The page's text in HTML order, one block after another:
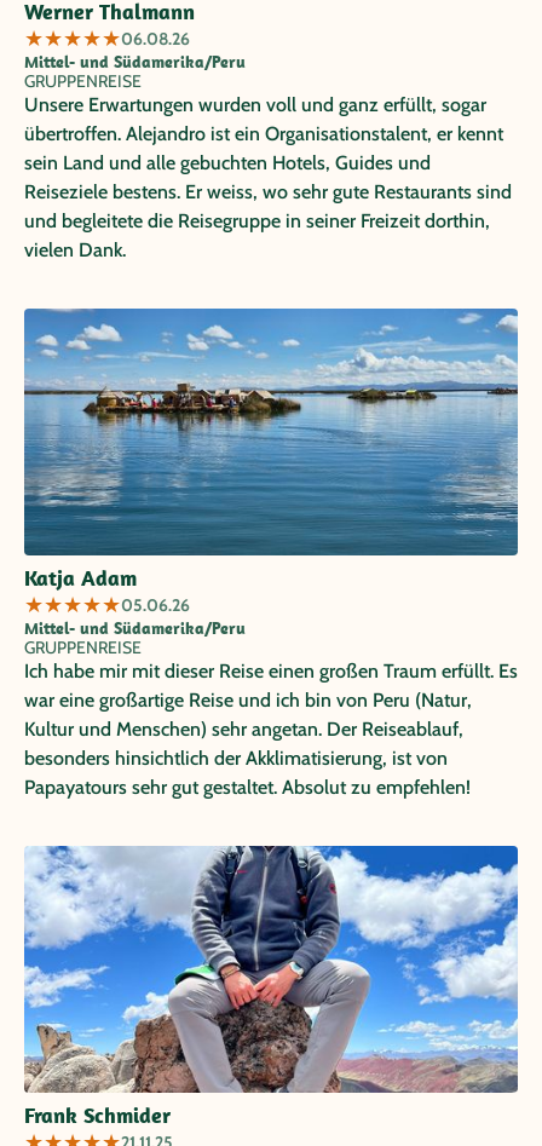
Werner Thalmann
★★★★★06.08.26
Mittel- und Südamerika/Peru
GRUPPENREISE
Unsere Erwartungen wurden voll und ganz erfüllt, sogar
übertroffen. Alejandro ist ein Organisationstalent, er kennt
sein Land und alle gebuchten Hotels, Guides und
Reiseziele bestens. Er weiss, wo sehr gute Restaurants sind
und begleitete die Reisegruppe in seiner Freizeit dorthin,
vielen Dank.
Katja Adam
★★★★★05.06.26
Mittel- und Südamerika/Peru
GRUPPENREISE
Ich habe mir mit dieser Reise einen großen Traum erfüllt. Es
war eine großartige Reise und ich bin von Peru (Natur,
Kultur und Menschen) sehr angetan. Der Reiseablauf,
besonders hinsichtlich der Akklimatisierung, ist von
Papayatours sehr gut gestaltet. Absolut zu empfehlen!
Frank Schmider